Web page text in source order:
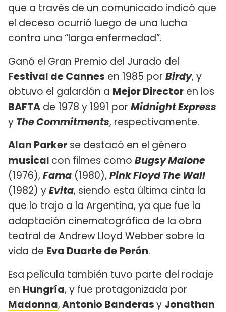
que a través de un comunicado indicó que
el deceso ocurrió luego de una lucha
contra una “larga enfermedad”.
Ganó el Gran Premio del Jurado del
Festival de Cannes en 1985 por Birdy, y
obtuvo el galardón a Mejor Director en los
BAFTA de 1978 y 1991 por Midnight Express
y The Commitments, respectivamente.
Alan Parker se destacó en el género
musical con filmes como Bugsy Malone
(1976), Fama (1980), Pink Floyd The Wall
(1982) yEvita, siendo esta última cinta la
que lo trajo a la Argentina, ya que fue la
adaptación cinematográfica de la obra
teatral de Andrew Lloyd Webber sobre la
vida de Eva Duarte de Perón.
Esa película también tuvo parte del rodaje
en Hungría, y fue protagonizada por
Madonna,Antonio Banderasy Jonathan